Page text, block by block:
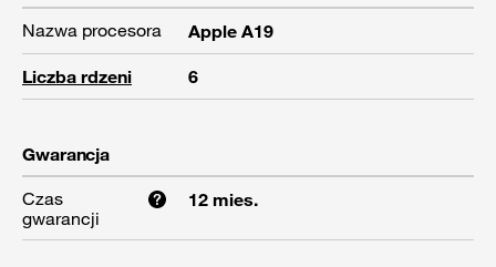
Nazwa procesora
Apple A19
Liczba rdzeni 6
Gwarancja
Czas
gwarancji
12 mies.